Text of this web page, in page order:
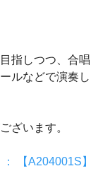
指しつつ、合唱
ルなどで演奏し
ざいます。
【A204001S】